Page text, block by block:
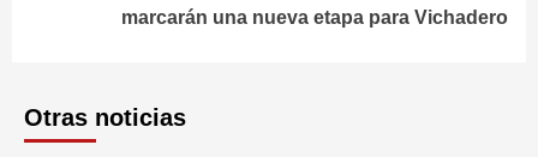
marcarán una nueva etapa para Vichadero
Otras noticias